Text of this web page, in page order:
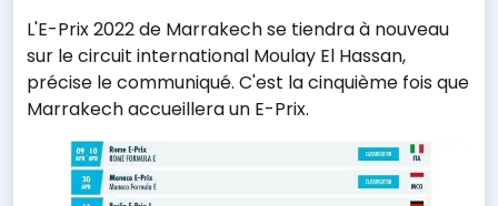
L'E-Prix 2022 de Marrakech se tiendra à nouveau
sur le circuit international Moulay El Hassan,
précise le communiqué. C'est la cinquième fois que
Marrakech accueillera un E-Prix.